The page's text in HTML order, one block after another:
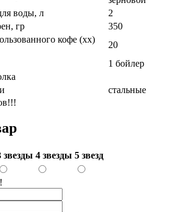
воды, л
2
гр
350
кофе (хх)
20
1 бойлер
стальные
звезды 4 звезды 5 звезд